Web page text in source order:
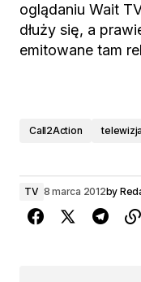
oglądaniu Wait
dłuży się, a
emitowane tam
Call2Action
TV 8 marca 2012by